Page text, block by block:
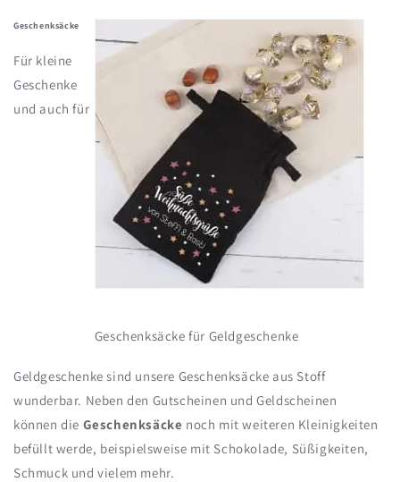
Geschenksäcke für Geldgeschenke
Geschenksäcke
Für kleine
Geschenke
und auch für
Geldgeschenke sind unsere Geschenksäcke aus Stoff
wunderbar. Neben den Gutscheinen und Geldscheinen
können die Geschenksäcke noch mit weiteren Kleinigkeiten
befüllt werde, beispielsweise mit Schokolade, Süßigkeiten,
Schmuck und vielem mehr.